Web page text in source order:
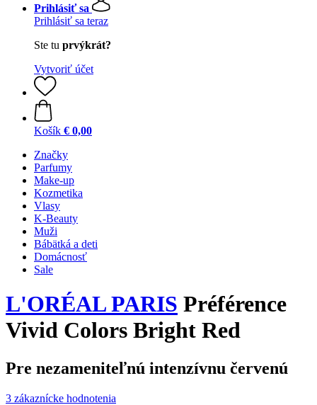
Prihlásiť sa
Prihlásiť sa teraz
Ste tu prvýkrát?
Vytvoriť účet
Košík € 0,00
Značky
Parfumy
Make-up
Kozmetika
Vlasy
K-Beauty
Muži
Bábätká a deti
Domácnosť
Sale
L'ORÉAL PARIS Préférence
Vivid Colors Bright Red
Pre nezameniteľnú intenzívnu červenú
3 zákaznícke hodnotenia